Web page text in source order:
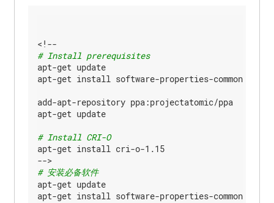
# Install prerequisites
apt-get update
apt-get install software-properties-common
add-apt-repository ppa:projectatomic/ppa
apt-get update
# Install CRI-O
apt-get install cri-o-1.15
-->
# 安装必备软件
apt-get update
apt-get install software-properties-common